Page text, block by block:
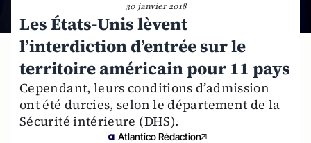
30 janvier 2018
Les États-Unis lèvent
l’interdiction d’entrée sur le
territoire américain pour 11 pays
Cependant, leurs conditions d’admission
ont été durcies, selon le département de la
Sécurité intérieure (DHS).
Atlantico Rédaction